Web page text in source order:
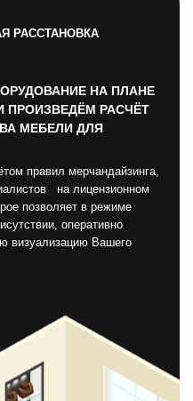
РАССТАНОВКА
НА ПЛАНЕ
ПРОИЗВЕДЁМ РАСЧЁТ
МЕБЕЛИ ДЛЯ
правил мерчандайзинга,
на лицензионном
позволяет в режиме
оперативно
визуализацию Вашего